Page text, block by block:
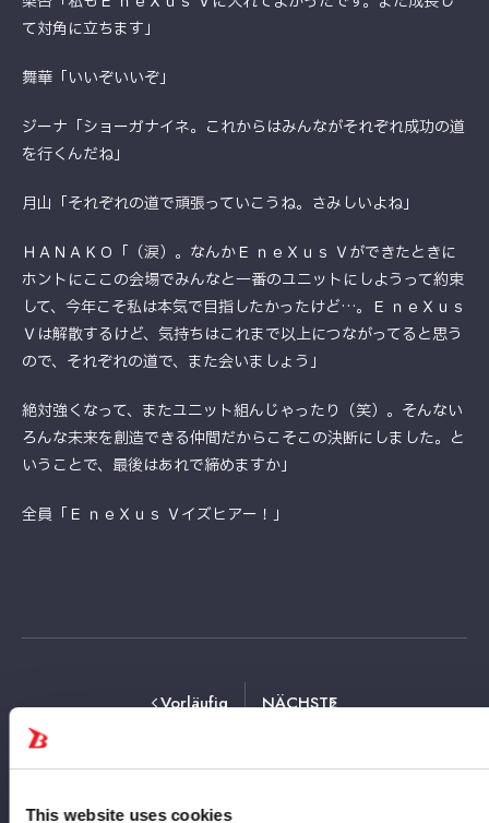
This website uses cookies
て対角に立ちます」
舞華「いいぞいいぞ」
ジーナ「ショーガナイネ。これからはみんながそれぞれ成功の道
を行くんだね」
月山「それぞれの道で頑張っていこうね。さみしいよね」
ＨＡＮＡＫＯ「（涙）。なんかＥ ｎｅＸｕｓ Ｖができたときに
ホントにここの会場でみんなと一番のユニットにしようって約束
して、今年こそ私は本気で目指したかったけど…。Ｅ ｎｅＸｕｓ
Ｖは解散するけど、気持ちはこれまで以上につながってると思う
ので、それぞれの道で、また会いましょう」
絶対強くなって、またユニット組んじゃったり（笑）。そんない
ろんな未来を創造できる仲間だからこそこの決断にしました。と
いうことで、最後はあれで締めますか」
全員「Ｅ ｎｅＸｕｓ Ｖイズヒアー！」
Vorläufig NÄCHSTE